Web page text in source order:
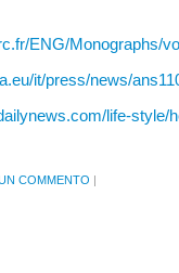
ENG/Monographs/
it/press/news/
life-style/
COMMENTO |